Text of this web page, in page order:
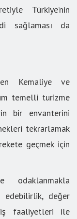
Türkiye’nin
sağlaması da
Kemaliye ve
temelli turizme
bir envanterini
tekrarlamak
geçmek için
odaklanmakla
edebilirlik, değer
faaliyetleri ile